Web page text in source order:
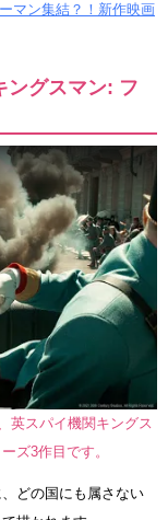
マン集結？！新作映画
ングスマン: フ
英スパイ機関キングス
ズ3作目です。
どの国にも属さない